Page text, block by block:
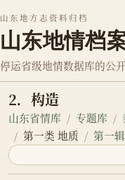
山东地方志资料归档
山东地情档
停运省级地情数据库的公
2．构造
山东省情库 专题库
第一类 地质
第一